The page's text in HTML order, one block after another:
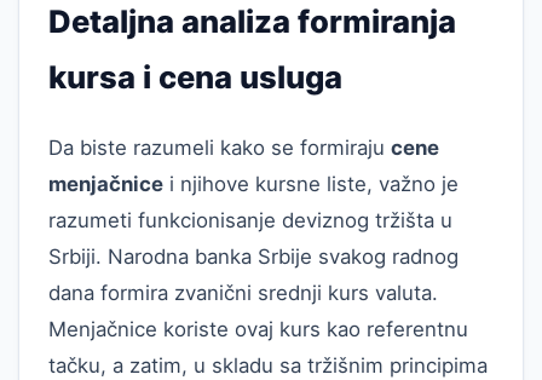
Detaljna analiza formiranja
kursa i cena usluga
Da biste razumeli kako se formiraju cene
menjačnice i njihove kursne liste, važno je
razumeti funkcionisanje deviznog tržišta u
Srbiji. Narodna banka Srbije svakog radnog
dana formira zvanični srednji kurs valuta.
Menjačnice koriste ovaj kurs kao referentnu
tačku, a zatim, u skladu sa tržišnim principima